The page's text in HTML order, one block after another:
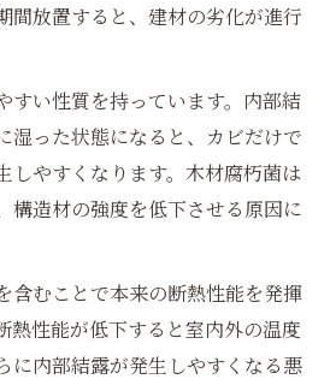
間放置すると、建材の劣化が進行
すい性質を持っています。内部結
湿った状態になると、カビだけで
しやすくなります。木材腐朽菌は
構造材の強度を低下させる原因に
含むことで本来の断熱性能を発揮
熱性能が低下すると室内外の温度
に内部結露が発生しやすくなる悪